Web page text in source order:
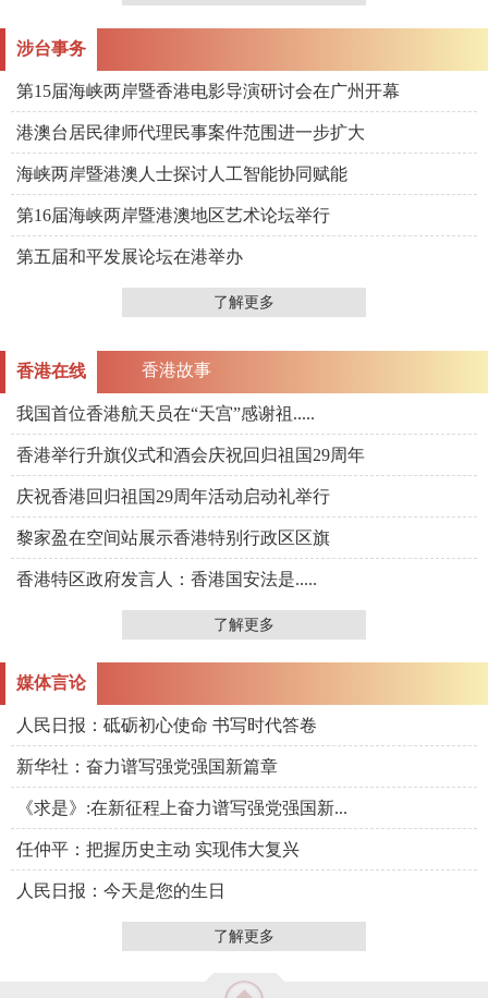
涉台事务
第15届海峡两岸暨香港电影导演研讨会在广州开幕
港澳台居民律师代理民事案件范围进一步扩大
海峡两岸暨港澳人士探讨人工智能协同赋能
第16届海峡两岸暨港澳地区艺术论坛举行
第五届和平发展论坛在港举办
了解更多
香港在线 香港故事
我国首位香港航天员在“天宫”感谢祖.....
香港举行升旗仪式和酒会庆祝回归祖国29周年
庆祝香港回归祖国29周年活动启动礼举行
黎家盈在空间站展示香港特别行政区区旗
香港特区政府发言人：香港国安法是.....
了解更多
媒体言论
人民日报：砥砺初心使命 书写时代答卷
新华社：奋力谱写强党强国新篇章
《求是》:在新征程上奋力谱写强党强国新...
任仲平：把握历史主动 实现伟大复兴
人民日报：今天是您的生日
了解更多